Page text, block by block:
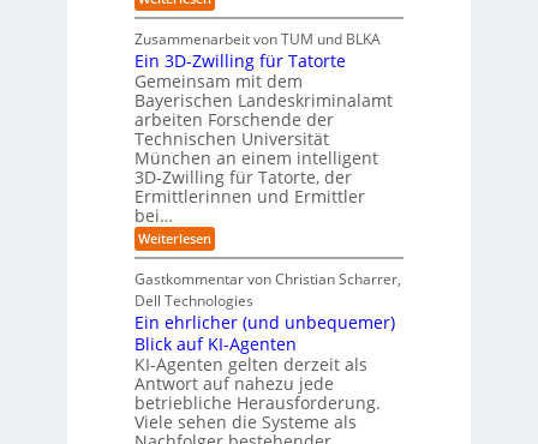
s
c
h
e
n
R
o
u
t
e
-
H
e
r
s
t
e
l
l
e
b
e
r
e
D
a
t
e
n
K
I
-
r
o
j
e
k
t
e
i
n
d
e
r
I
t
:
S
i
n
k
e
n
d
e
s
C
b
e
r
r
s
i
k
o
,
w
a
c
E
n
z
w
e
i
t
e
s
L
e
e
n
ü
r
I
n
d
u
s
t
r
i
Zusammenarbeit von TUM und BLKA
Ein 3D-Zwilling für Tatorte
Gemeinsam mit dem
Bayerischen Landeskriminalamt
arbeiten Forschende der
Technischen Universität
München an einem intelligent
3D-Zwilling für Tatorte, der
Ermittlerinnen und Ermittler
bei…
Weiterlesen:
E
n
3
D
-
Z
w
i
l
l
i
Gastkommentar von Christian Scharrer,
Dell Technologies
Ein ehrlicher (und unbequemer)
Blick auf KI-Agenten
KI-Agenten gelten derzeit als
Antwort auf nahezu jede
betriebliche Herausforderung.
Viele sehen die Systeme als